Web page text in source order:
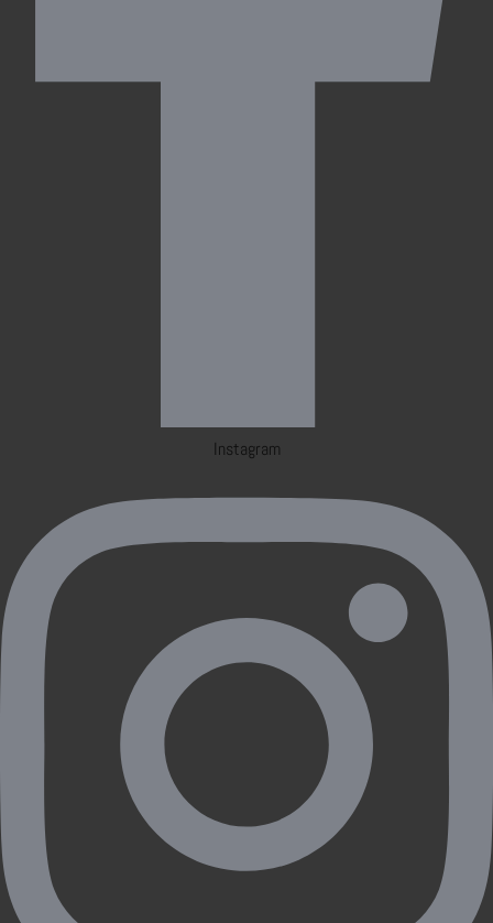
Instagram